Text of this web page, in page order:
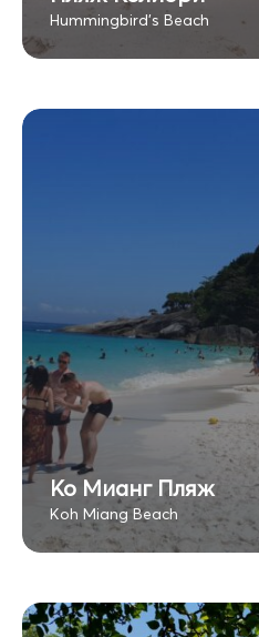
Hummingbird's Beach
Ко Мианг Пляж
Koh Miang Beach